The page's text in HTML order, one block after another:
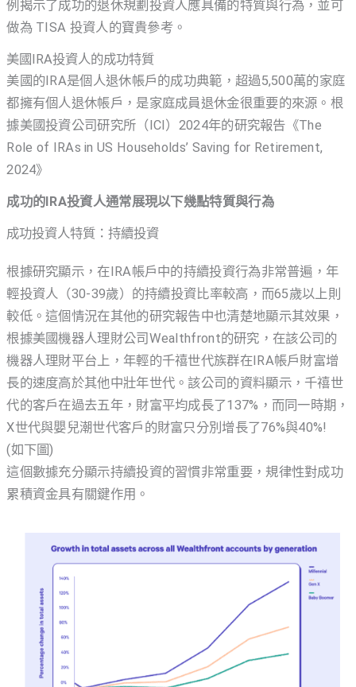
例揭示了成功的退休規劃投資人應具備的特質與行為，並可
做為 TISA 投資人的寶貴參考。
美國IRA投資人的成功特質
美國的IRA是個人退休帳戶的成功典範，超過5,500萬的家庭
都擁有個人退休帳戶，是家庭成員退休金很重要的來源。根
據美國投資公司研究所（ICI）2024年的研究報告《The
Role of IRAs in US Households’ Saving for Retirement,
2024》
成功的IRA投資人通常展現以下幾點特質與行為
成功投資人特質：持續投資
根據研究顯示，在IRA帳戶中的持續投資行為非常普遍，年
輕投資人（30-39歲）的持續投資比率較高，而65歲以上則
較低。這個情況在其他的研究報告中也清楚地顯示其效果，
根據美國機器人理財公司Wealthfront的研究，在該公司的
機器人理財平台上，年輕的千禧世代族群在IRA帳戶財富增
長的速度高於其他中壯年世代。該公司的資料顯示，千禧世
代的客戶在過去五年，財富平均成長了137%，而同一時期，
X世代與嬰兒潮世代客戶的財富只分別增長了76%與40%!
(如下圖)
這個數據充分顯示持續投資的習慣非常重要，規律性對成功
累積資金具有關鍵作用。